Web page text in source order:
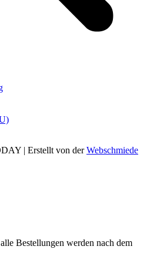
| Erstellt von derWebschmiede
Bestellungen werden nach dem